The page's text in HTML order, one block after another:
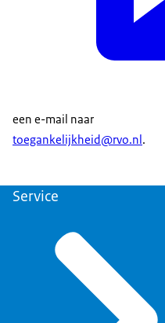
een e-mail naar
toegankelijkheid@rvo.nl.
Service